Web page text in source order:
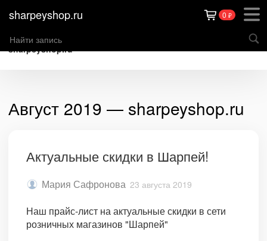
sharpeyshop.ru 0 ₽
sharpeyshop.ru
Август 2019 — sharpeyshop.ru
Актуальные скидки в Шарпей!
Мария Сафронова 23 августа 2019
Наш прайс-лист на актуальные скидки в сети
розничных магазинов "Шарпей"